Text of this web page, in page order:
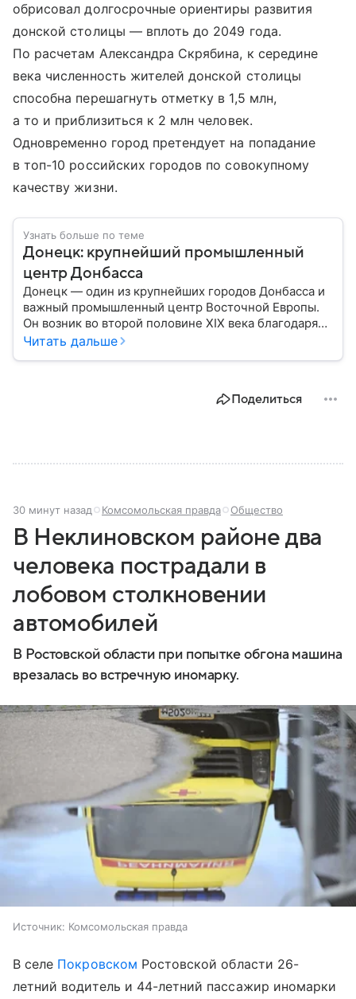
обрисовал долгосрочные ориентиры развития
донской столицы — вплоть до 2049 года.
По расчетам Александра Скрябина, к середине
века численность жителей донской столицы
способна перешагнуть отметку в 1,5 млн,
а то и приблизиться к 2 млн человек.
Одновременно город претендует на попадание
в топ-10 российских городов по совокупному
качеству жизни.
Узнать больше по теме
Донецк: крупнейший промышленный
центр Донбасса
Донецк — один из крупнейших городов Донбасса и
важный промышленный центр Восточной Европы.
Он возник во второй половине XIX века благодаря
развитию угледобычи и металлургии, а
Читать дальше
Поделиться
30 минут назад Комсомольская правда Общество
В Неклиновском районе два
человека пострадали в
лобовом столкновении
автомобилей
В Ростовской области при попытке обгона машина
врезалась во встречную иномарку.
Источник: Комсомольская правда
В селе Покровском Ростовской области 26-
летний водитель и 44-летний пассажир иномарки